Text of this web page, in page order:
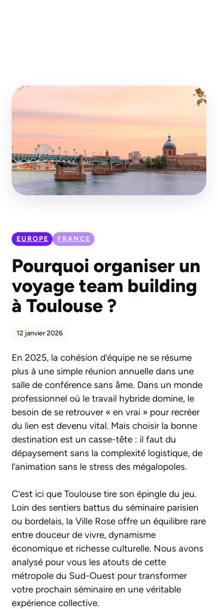
EUROPE FRANCE
Pourquoi organiser un
voyage team building
à Toulouse ?
12 janvier 2026
En 2025, la cohésion d’équipe ne se résume
plus à une simple réunion annuelle dans une
salle de conférence sans âme. Dans un monde
professionnel où le travail hybride domine, le
besoin de se retrouver « en vrai » pour recréer
du lien est devenu vital. Mais choisir la bonne
destination est un casse-tête : il faut du
dépaysement sans la complexité logistique, de
l’animation sans le stress des mégalopoles.
C’est ici que Toulouse tire son épingle du jeu.
Loin des sentiers battus du séminaire parisien
ou bordelais, la Ville Rose offre un équilibre rare
entre douceur de vivre, dynamisme
économique et richesse culturelle. Nous avons
analysé pour vous les atouts de cette
métropole du Sud-Ouest pour transformer
votre prochain séminaire en une véritable
expérience collective.